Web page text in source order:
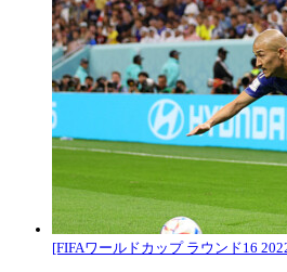
[FIFAワールドカップ ラウンド16